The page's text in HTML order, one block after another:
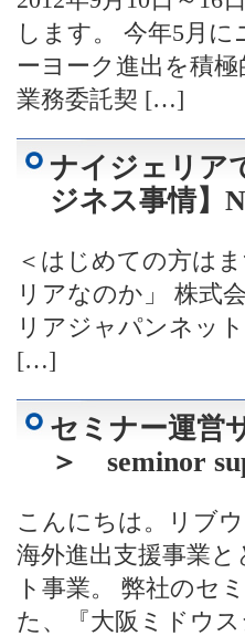
します。 今年5月
ーヨーク進出を積
業務委託契 […]
ナイジェリア
ジネス事情】
＜はじめての方は
リアなのか」 株式
リアジャパンネッ
[…]
セミナー運営
＞ seminor
こんにちは。リブ
海外進出支援事業
ト事業。 弊社のセ
た、『大阪ミドウ